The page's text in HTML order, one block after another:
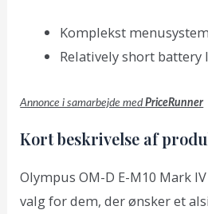
Komplekst menusystem
Relatively short battery
Annonce i samarbejde medPriceRunner
Kort beskrivelse af
Olympus OM-D E-M10 Mark
valg for dem, der ønsker et